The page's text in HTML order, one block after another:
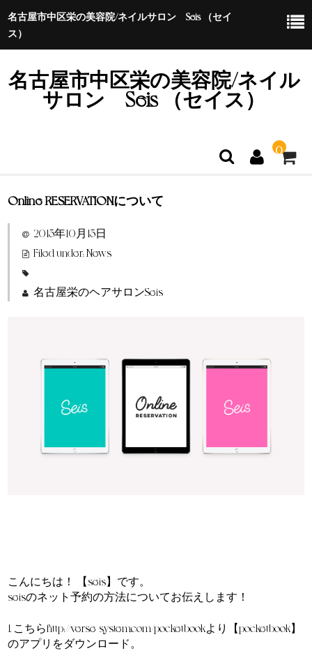
名古屋市中区栄の美容院/ネイルサロン Seis （セイ
ス）
名古屋市中区栄の美容院/ネイル
サロン Seis （セイス）
0
ホーム
特定商取引法に基づく表示
Online RESERVATIONについて
2015年10月15日
Filed under:News
名古屋栄のヘアサロンSeis
こんにちは！ 【seis】です。
seisのネット予約の方法についてお伝えします！
1. こちらhttp://verse-system.com/pocketbookより【pocketbook】
のアプリをダウンロード。